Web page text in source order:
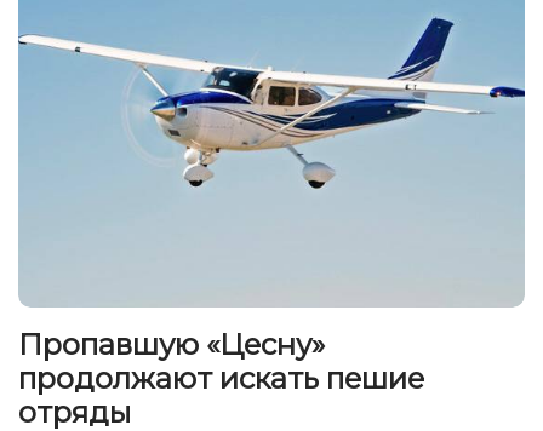
Пропавшую «Цесну»
продолжают искать пешие
отряды